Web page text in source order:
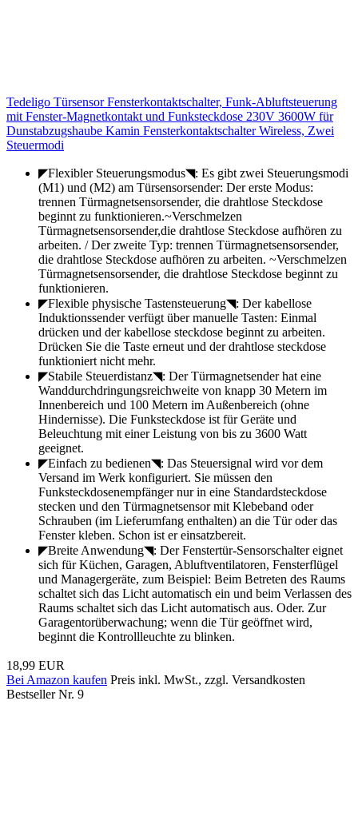
Tedeligo Türsensor Fensterkontaktschalter, Funk-Abluftsteuerung
mit Fenster-Magnetkontakt und Funksteckdose 230V 3600W für
Dunstabzugshaube Kamin Fensterkontaktschalter Wireless, Zwei
Steuermodi
◤Flexibler Steuerungsmodus◥: Es gibt zwei Steuerungsmodi
(M1) und (M2) am Türsensorsender: Der erste Modus:
trennen Türmagnetsensorsender, die drahtlose Steckdose
beginnt zu funktionieren.~Verschmelzen
Türmagnetsensorsender,die drahtlose Steckdose aufhören zu
arbeiten. / Der zweite Typ: trennen Türmagnetsensorsender,
die drahtlose Steckdose aufhören zu arbeiten. ~Verschmelzen
Türmagnetsensorsender, die drahtlose Steckdose beginnt zu
funktionieren.
◤Flexible physische Tastensteuerung◥: Der kabellose
Induktionssender verfügt über manuelle Tasten: Einmal
drücken und der kabellose steckdose beginnt zu arbeiten.
Drücken Sie die Taste erneut und der drahtlose steckdose
funktioniert nicht mehr.
◤Stabile Steuerdistanz◥: Der Türmagnetsender hat eine
Wanddurchdringungsreichweite von knapp 30 Metern im
Innenbereich und 100 Metern im Außenbereich (ohne
Hindernisse). Die Funksteckdose ist für Geräte und
Beleuchtung mit einer Leistung von bis zu 3600 Watt
geeignet.
◤Einfach zu bedienen◥: Das Steuersignal wird vor dem
Versand im Werk konfiguriert. Sie müssen den
Funksteckdosenempfänger nur in eine Standardsteckdose
stecken und den Türmagnetsensor mit Klebeband oder
Schrauben (im Lieferumfang enthalten) an die Tür oder das
Fenster kleben. Schon ist er einsatzbereit.
◤Breite Anwendung◥: Der Fenstertür-Sensorschalter eignet
sich für Küchen, Garagen, Abluftventilatoren, Fensterflügel
und Managergeräte, zum Beispiel: Beim Betreten des Raums
schaltet sich das Licht automatisch ein und beim Verlassen des
Raums schaltet sich das Licht automatisch aus. Oder. Zur
Garagentorüberwachung; wenn die Tür geöffnet wird,
beginnt die Kontrollleuchte zu blinken.
18,99 EUR
Bei Amazon kaufen Preis inkl. MwSt., zzgl. Versandkosten
Bestseller Nr. 9